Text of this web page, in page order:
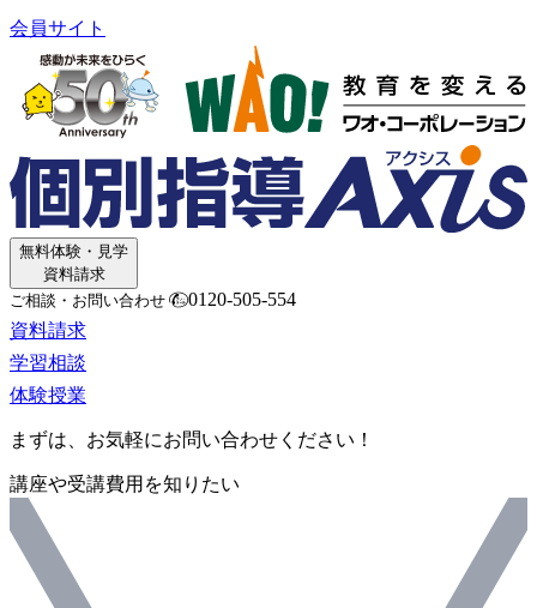
会員サイト
無料体験・見学
資料請求
ご相談・お問い合わせ
0120-505-554
資料請求
学習相談
体験授業
まずは、お気軽にお問い合わせください！
講座や受講費用を知りたい